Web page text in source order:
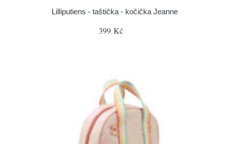
Lilliputiens - taštička - kočička Jeanne
399 Kč